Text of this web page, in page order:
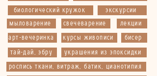
украшения из эпоксидки
мыловарение свечеварение
арт-вечеринка бисер
тай-дай, эбру
экскурсии
роспись ткани, витраж, батик, цианотипия
курсы живописи
лекции
биологический кружок